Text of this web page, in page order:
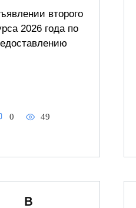
второго
2026 года по
0 49
В